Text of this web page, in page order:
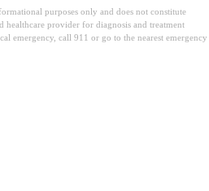
purposes only and does not constitute
healthcare provider for diagnosis and treatment
emergency, call 911 or go to the nearest emergency